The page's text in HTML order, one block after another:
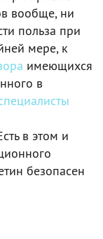
вообще, ни
польза при
мере, к
имеющихся
в
в этом и
безопасен